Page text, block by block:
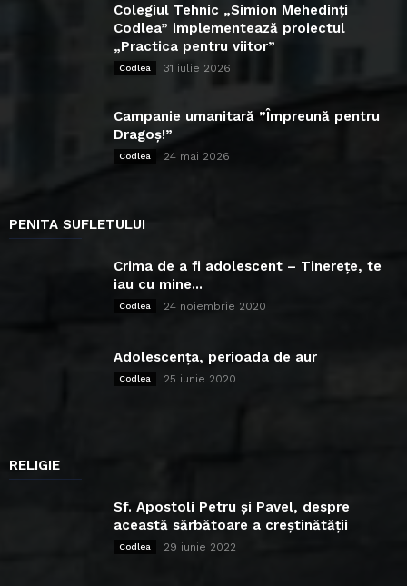
Colegiul Tehnic „Simion Mehedinți
Codlea” implementează proiectul
„Practica pentru viitor”
Codlea 31 iulie 2026
Campanie umanitară ”Împreună pentru
Dragoș!”
Codlea 24 mai 2026
PENITA SUFLETULUI
Crima de a fi adolescent – Tinerețe, te
iau cu mine...
Codlea 24 noiembrie 2020
Adolescența, perioada de aur
Codlea 25 iunie 2020
RELIGIE
Sf. Apostoli Petru și Pavel, despre
această sărbătoare a creștinătății
Codlea 29 iunie 2022